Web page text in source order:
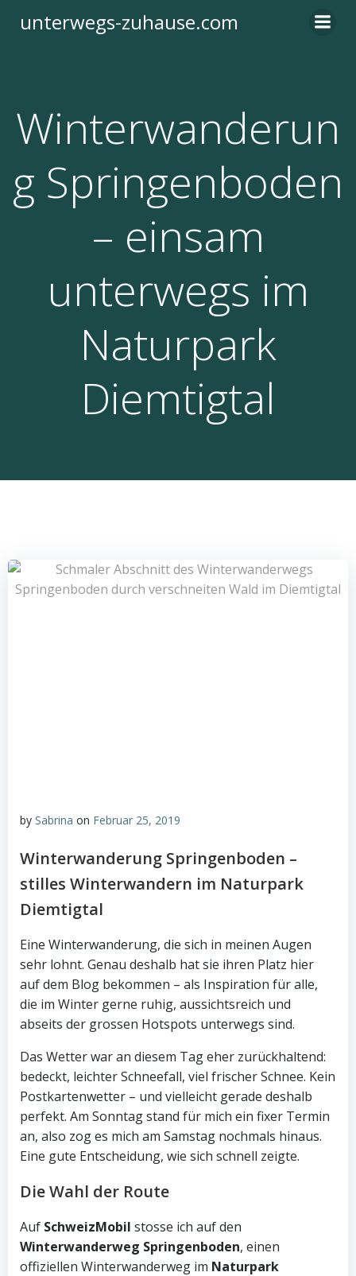
Inhalt
unterwegs-zuhause.com
Winterwanderun
g Springenboden
– einsam
unterwegs im
Naturpark
Diemtigtal
by Sabrina on Februar 25, 2019
Winterwanderung Springenboden –
stilles Winterwandern im Naturpark
Diemtigtal
Eine Winterwanderung, die sich in meinen Augen
sehr lohnt. Genau deshalb hat sie ihren Platz hier
auf dem Blog bekommen – als Inspiration für alle,
die im Winter gerne ruhig, aussichtsreich und
abseits der grossen Hotspots unterwegs sind.
Das Wetter war an diesem Tag eher zurückhaltend:
bedeckt, leichter Schneefall, viel frischer Schnee. Kein
Postkartenwetter – und vielleicht gerade deshalb
perfekt. Am Sonntag stand für mich ein fixer Termin
an, also zog es mich am Samstag nochmals hinaus.
Eine gute Entscheidung, wie sich schnell zeigte.
Die Wahl der Route
Auf SchweizMobil stosse ich auf den
Winterwanderweg Springenboden, einen
offiziellen Winterwanderweg im Naturpark